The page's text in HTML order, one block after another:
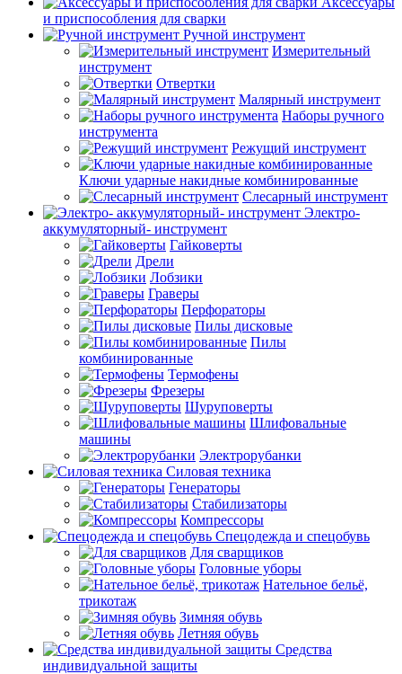
и приспособления для сварки
Ручной инструмент
Измерительный
инструмент
Отвертки
Малярный инструмент
Наборы ручного
инструмента
Режущий инструмент
Ключи ударные накидные комбинированные
Слесарный инструмент
Электро-
аккумуляторный- инструмент
Гайковерты
Дрели
Лобзики
Граверы
Перфораторы
Пилы дисковые
Пилы
комбинированные
Термофены
Фрезеры
Шуруповерты
Шлифовальные
машины
Электрорубанки
Силовая техника
Генераторы
Стабилизаторы
Компрессоры
Спецодежда и спецобувь
Для сварщиков
Головные уборы
Нательное бельё,
трикотаж
Зимняя обувь
Летняя обувь
Средства
индивидуальной защиты